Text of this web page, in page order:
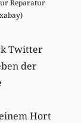
Reparatur
Twitter
der
Hort